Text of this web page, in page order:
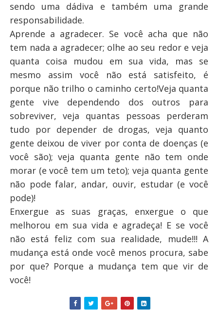
sendo uma dádiva e também uma grande
responsabilidade.
Aprende a agradecer. Se você acha que não
tem nada a agradecer; olhe ao seu redor e veja
quanta coisa mudou em sua vida, mas se
mesmo assim você não está satisfeito, é
porque não trilho o caminho certo!Veja quanta
gente vive dependendo dos outros para
sobreviver, veja quantas pessoas perderam
tudo por depender de drogas, veja quanto
gente deixou de viver por conta de doenças (e
você são); veja quanta gente não tem onde
morar (e você tem um teto); veja quanta gente
não pode falar, andar, ouvir, estudar (e você
pode)!
Enxergue as suas graças, enxergue o que
melhorou em sua vida e agradeça! E se você
não está feliz com sua realidade, mude!!! A
mudança está onde você menos procura, sabe
por que? Porque a mudança tem que vir de
você!